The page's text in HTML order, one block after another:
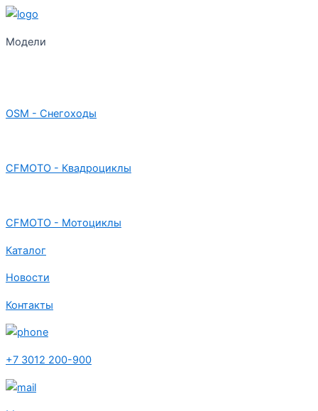
Модели
OSM - Снегоходы
CFMOTO - Квадроциклы
CFMOTO - Мотоциклы
Каталог
Новости
Контакты
+7 3012 200-900